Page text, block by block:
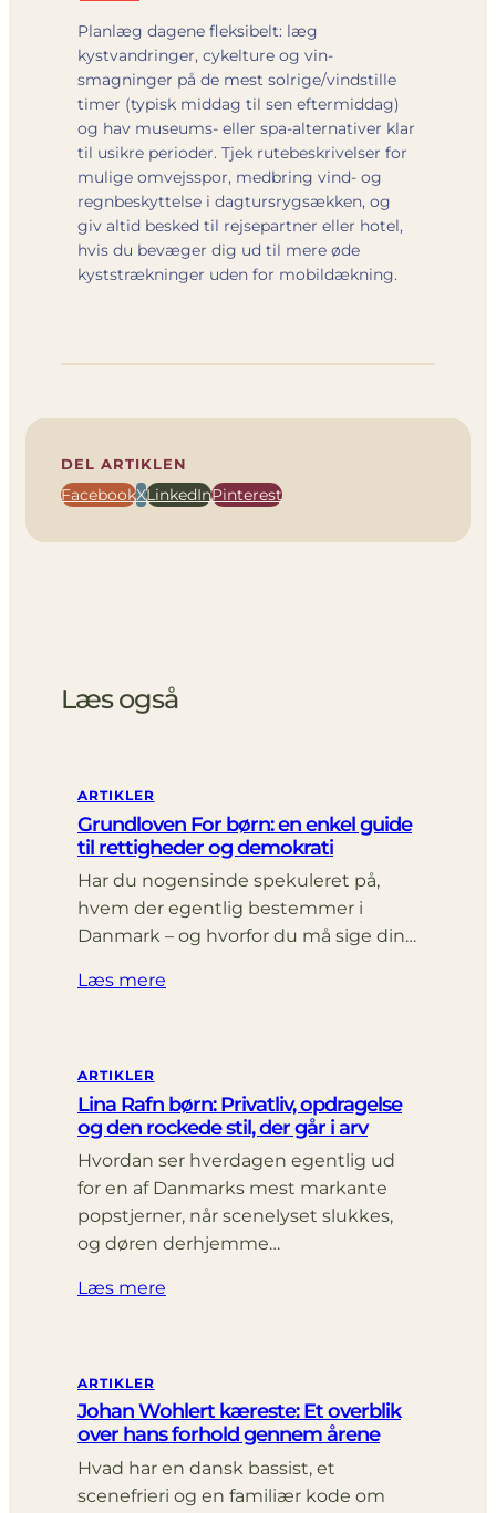
Planlæg dagene fleksibelt: læg
kystvandringer, cykelture og vin­
smagninger på de mest solrige/vindstille
timer (typisk middag til sen eftermiddag)
og hav museums- eller spa-alternativer klar
til usikre perioder. Tjek rute­beskrivelser for
mulige omvejsspor, medbring vind- og
regnbeskyttelse i dagtursrygsækken, og
giv altid besked til rejse­partner eller hotel,
hvis du bevæger dig ud til mere øde
kyststrækninger uden for mobil­dækning.
DEL ARTIKLEN
FacebookXLinkedInPinterest
Læs også
ARTIKLER
Grundloven For børn: en enkel guide
til rettigheder og demokrati
Har du nogensinde spekuleret på,
hvem der egentlig bestemmer i
Danmark – og hvorfor du må sige din…
Læs mere
ARTIKLER
Lina Rafn børn: Privatliv, opdragelse
og den rockede stil, der går i arv
Hvordan ser hverdagen egentlig ud
for en af Danmarks mest markante
popstjerner, når scenelyset slukkes,
og døren derhjemme…
Læs mere
ARTIKLER
Johan Wohlert kæreste: Et overblik
over hans forhold gennem årene
Hvad har en dansk bassist, et
scenefrieri og en familiær kode om